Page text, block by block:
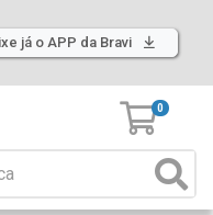
já o APP da Bravi
0